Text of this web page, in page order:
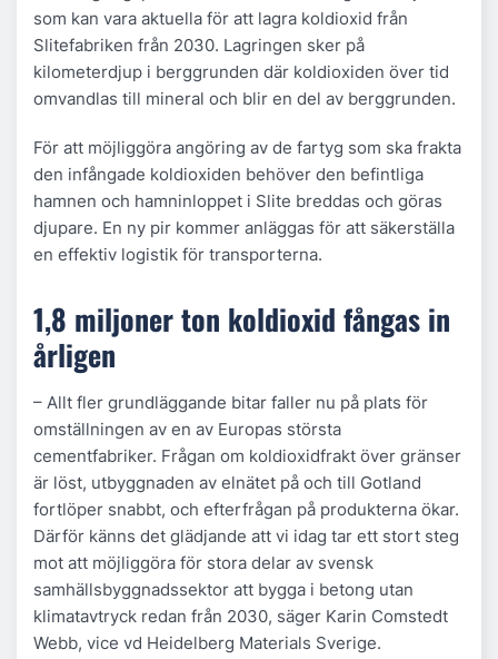
som kan vara aktuella för att lagra koldioxid från
Slitefabriken från 2030. Lagringen sker på
kilometerdjup i berggrunden där koldioxiden över tid
omvandlas till mineral och blir en del av berggrunden.
För att möjliggöra angöring av de fartyg som ska frakta
den infångade koldioxiden behöver den befintliga
hamnen och hamninloppet i Slite breddas och göras
djupare. En ny pir kommer anläggas för att säkerställa
en effektiv logistik för transporterna.
1,8 miljoner ton koldioxid fångas in
årligen
– Allt fler grundläggande bitar faller nu på plats för
omställningen av en av Europas största
cementfabriker. Frågan om koldioxidfrakt över gränser
är löst, utbyggnaden av elnätet på och till Gotland
fortlöper snabbt, och efterfrågan på produkterna ökar.
Därför känns det glädjande att vi idag tar ett stort steg
mot att möjliggöra för stora delar av svensk
samhällsbyggnadssektor att bygga i betong utan
klimatavtryck redan från 2030, säger Karin Comstedt
Webb, vice vd Heidelberg Materials Sverige.